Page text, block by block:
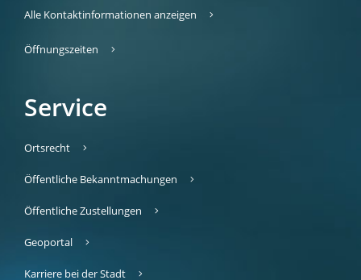
Alle Kontaktinformationen anzeigen
Öffnungszeiten
Service
Ortsrecht
Öffentliche Bekanntmachungen
Öffentliche Zustellungen
Geoportal
Karriere bei der Stadt